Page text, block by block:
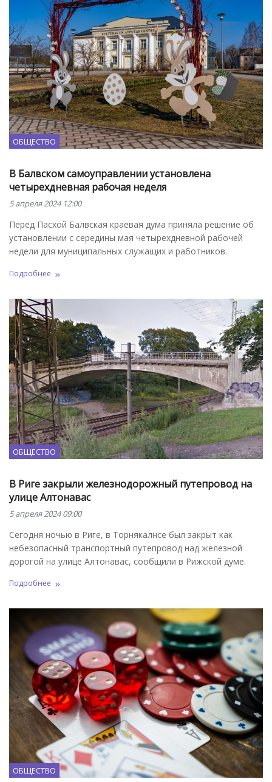
ОБЩЕСТВО
В Балвском самоуправлении установлена
четырехдневная рабочая неделя
5 апреля 2024 12:00
Перед Пасхой Балвская краевая дума приняла решение об
установлении с середины мая четырехдневной рабочей
недели для муниципальных служащих и работников.
Подробнее
ОБЩЕСТВО
В Риге закрыли железнодорожный путепровод на
улице Алтонавас
5 апреля 2024 09:00
Сегодня ночью в Риге, в Торнякалнсе был закрыт как
небезопасный транспортный путепровод над железной
дорогой на улице Алтонавас, сообщили в Рижской думе.
Подробнее
ОБЩЕСТВО